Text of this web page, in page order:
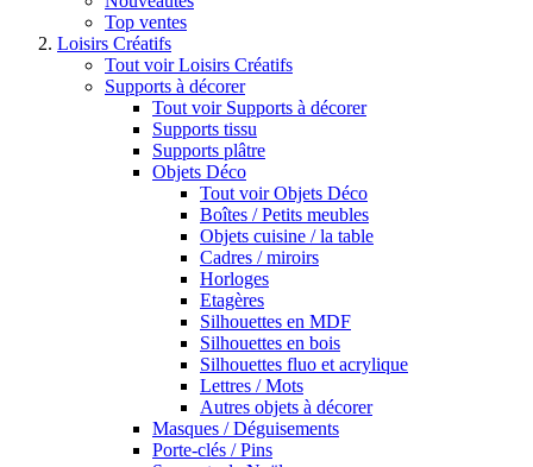
Top ventes
Loisirs Créatifs
Tout voir Loisirs Créatifs
Supports à décorer
Tout voir Supports à décorer
Supports tissu
Supports plâtre
Objets Déco
Tout voir Objets Déco
Boîtes / Petits meubles
Objets cuisine / la table
Cadres / miroirs
Horloges
Etagères
Silhouettes en MDF
Silhouettes en bois
Silhouettes fluo et acrylique
Lettres / Mots
Autres objets à décorer
Masques / Déguisements
Porte-clés / Pins